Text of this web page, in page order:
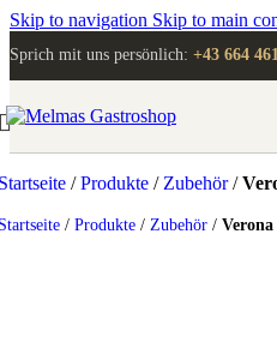
Skip to navigation Skip to main
Sprich mit uns persönlich: +43 664
/Produkte / Zubehör/
/ Produkte / Zubehör / Verona